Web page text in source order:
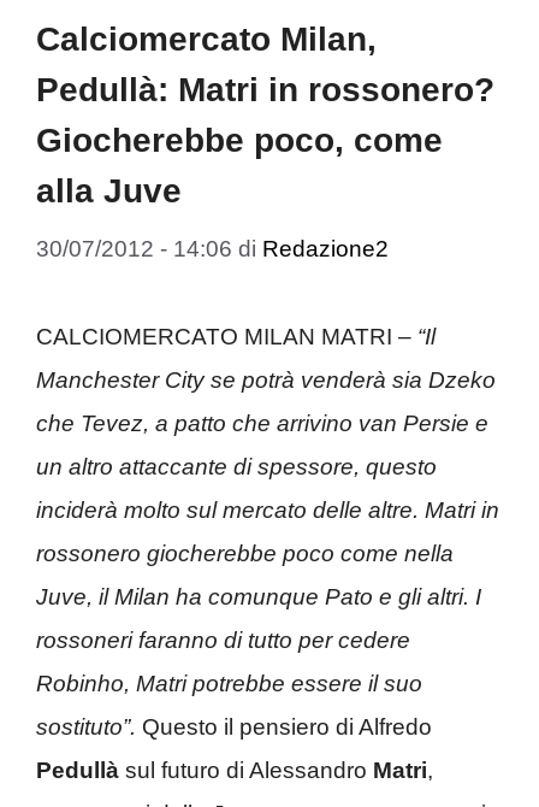
Calciomercato Milan,
Pedullà: Matri in rossonero?
Giocherebbe poco, come
alla Juve
30/07/2012 - 14:06 di Redazione2
CALCIOMERCATO MILAN MATRI – “Il
Manchester City se potrà venderà sia Dzeko
che Tevez, a patto che arrivino van Persie e
un altro attaccante di spessore, questo
inciderà molto sul mercato delle altre. Matri in
rossonero giocherebbe poco come nella
Juve, il Milan ha comunque Pato e gli altri. I
rossoneri faranno di tutto per cedere
Robinho, Matri potrebbe essere il suo
sostituto”. Questo il pensiero di Alfredo
Pedullà sul futuro di Alessandro Matri,